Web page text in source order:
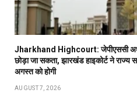
Jharkhand Highcourt: जेपीएससी
छोड़ा जा सकता, झारखंड हाइकोर्ट ने राज्य
अगस्त को होगी
AUGUST 7, 2026